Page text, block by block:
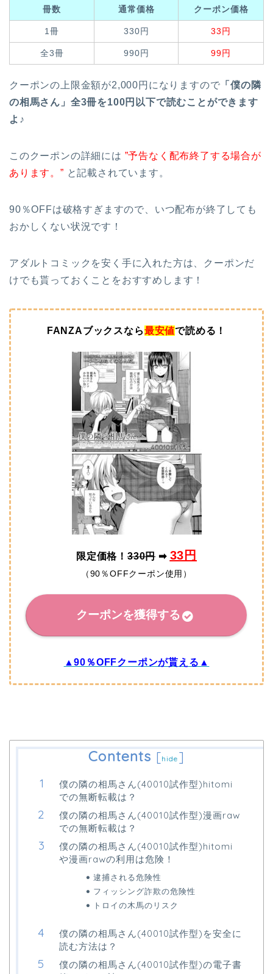
冊数 通常価格 クーポン価格
1冊 330円 33円
全3冊 990円 99円
クーポンの上限金額が2,000円になりますので 「僕の隣
の相馬さん」全3冊を100円以下で読むことができます
よ♪
このクーポンの詳細には ”予告なく配布終了する場合が
あります。” と記載されています。
90％OFFは破格すぎますので、いつ配布が終了しても
おかしくない状況です！
アダルトコミックを安く手に入れた方は、クーポンだ
けでも貰っておくことをおすすめします！
FANZAブックスなら最安値で読める！
限定価格！ 330円➡ 33円
（90％OFFクーポン使用）
クーポンを獲得する
▲90％OFFクーポンが貰える▲
Contents [hide ]
僕の隣の相馬さん(40010試作型)hitomi
での無断転載は？
僕の隣の相馬さん(40010試作型)漫画raw
での無断転載は？
僕の隣の相馬さん(40010試作型)hitomi
や漫画rawの利用は危険！
逮捕される危険性
フィッシング詐欺の危険性
トロイの木馬のリスク
僕の隣の相馬さん(40010試作型)を安全に
読む方法は？
僕の隣の相馬さん(40010試作型)の電子書